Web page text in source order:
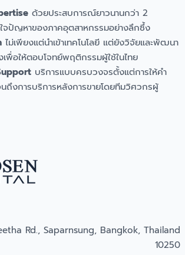
ด้วยประสบการณ์ยาวนานกว่า 2
ใจปัญหาของภาคอุตสาหกรรมอย่างลึกซึ้ง
ไม่เพียงแต่นำเข้าเทคโนโลยี แต่ยังวิจัยและพัฒนา
พื่อให้ตอบโจทย์พฤติกรรมผู้ใช้ในไทย
บริการแบบครบวงจรตั้งแต่การให้คำ
งการบริการหลังการขายโดยทีมวิศวกรผู้
Rd., Saparnsung, Bangkok, Thailand
10250